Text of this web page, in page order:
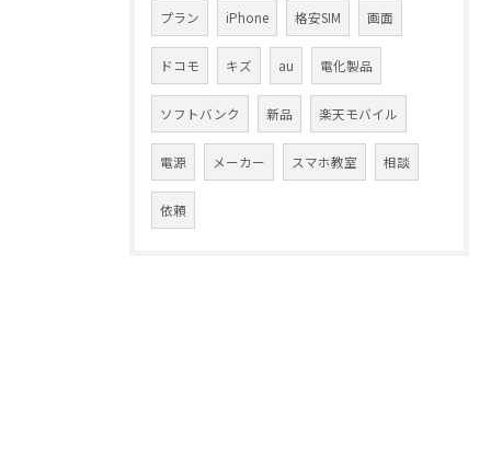
プラン iPhone 格安SIM 画面
ドコモ キズ au 電化製品
ソフトバンク 新品 楽天モバイル
電源 メーカー スマホ教室 相談
依頼